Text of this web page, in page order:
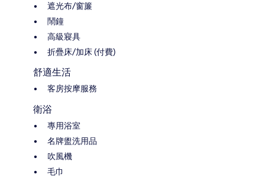
遮光布/窗簾
鬧鐘
高級寢具
折疊床/加床 (付費)
舒適生活
客房按摩服務
衛浴
專用浴室
名牌盥洗用品
吹風機
毛巾